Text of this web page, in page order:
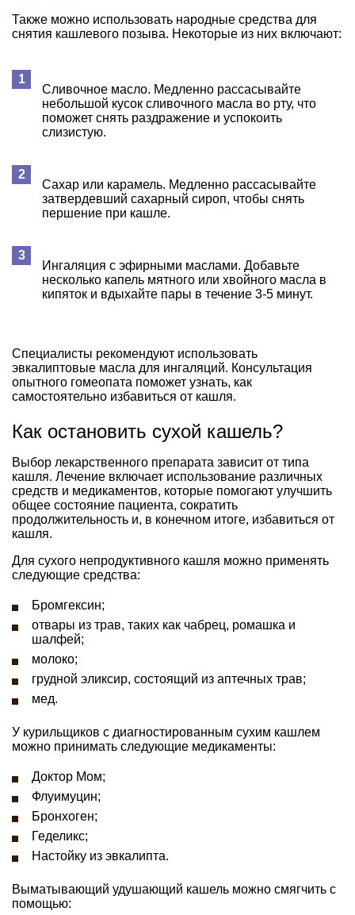
Также можно использовать народные средства для
снятия кашлевого позыва. Некоторые из них включают:
Сливочное масло. Медленно рассасывайте
небольшой кусок сливочного масла во рту, что
поможет снять раздражение и успокоить
слизистую.
Сахар или карамель. Медленно рассасывайте
затвердевший сахарный сироп, чтобы снять
першение при кашле.
Ингаляция с эфирными маслами. Добавьте
несколько капель мятного или хвойного масла в
кипяток и вдыхайте пары в течение 3-5 минут.
Специалисты рекомендуют использовать
эвкалиптовые масла для ингаляций. Консультация
опытного гомеопата поможет узнать, как
самостоятельно избавиться от кашля.
Как остановить сухой кашель?
Выбор лекарственного препарата зависит от типа
кашля. Лечение включает использование различных
средств и медикаментов, которые помогают улучшить
общее состояние пациента, сократить
продолжительность и, в конечном итоге, избавиться от
кашля.
Для сухого непродуктивного кашля можно применять
следующие средства:
Бромгексин;
отвары из трав, таких как чабрец, ромашка и
шалфей;
молоко;
грудной эликсир, состоящий из аптечных трав;
мед.
У курильщиков с диагностированным сухим кашлем
можно принимать следующие медикаменты:
Доктор Мом;
Флуимуцин;
Бронхоген;
Геделикс;
Настойку из эвкалипта.
Выматывающий удушающий кашель можно смягчить с
помощью: